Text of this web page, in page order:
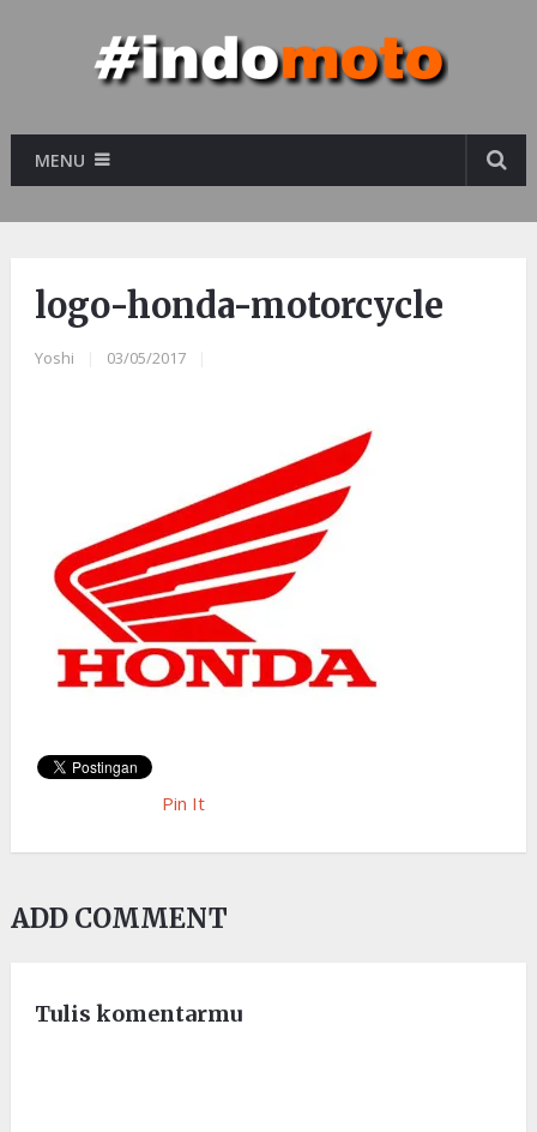
MENU
logo-honda-motorcycle
Yoshi 03/05/2017
Pin It
ADD COMMENT
Tulis komentarmu